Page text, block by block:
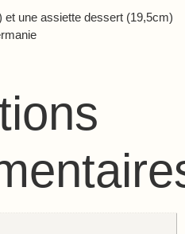
et une assiette dessert (19,5cm)